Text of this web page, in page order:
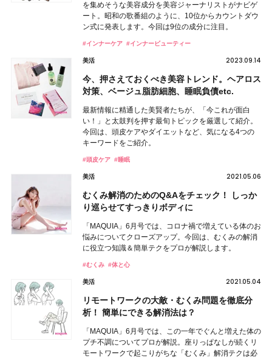
を集めそうな美容成分を美容ジャーナリストがナビゲ
ート。昭和の歌番組のように、10位からカウントダウ
ン式に発表します。今回は9位の成分に注目。
#インナーケア #インナービューティー
美活 2023.09.14
今、押さえておくべき美容トレンド。ヘアロス
対策、ベージュ脂肪細胞、睡眠負債etc.
最新情報に精通した美賢者たちが、「今これが面白
い！」と太鼓判を押す最旬トピックを厳選して紹介。
今回は、頭皮ケアやダイエットなど、気になる4つの
キーワードをご紹介。
#頭皮ケア #睡眠
美活 2021.05.06
むくみ解消のためのQ&Aをチェック！ しっか
り巡らせてすっきりボディに
「MAQUIA」6月号では、コロナ禍で増えている体のお
悩みについてクローズアップ。今回は、むくみの解消
に役立つ知識＆簡単テクをプロが解説します。
#むくみ #体と心
美活 2021.05.04
リモートワークの大敵・むくみ問題を徹底分
析！ 簡単にできる解消法は？
「MAQUIA」6月号では、この一年でぐんと増えた体の
プチ不調についてプロが解説。座りっぱなしが続くリ
モートワークで起こりがちな「むくみ」解消テクは必